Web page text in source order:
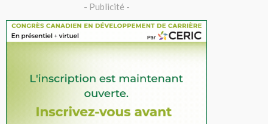
- Publicité -